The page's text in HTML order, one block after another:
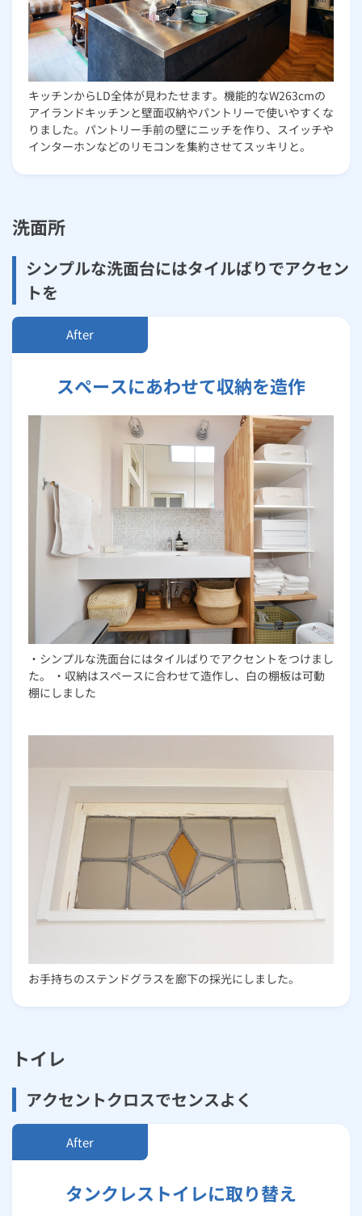
キッチンからLD全体が見わたせます。機能的なW263cmの
アイランドキッチンと壁面収納やパントリーで使いやすくな
りました。パントリー手前の壁にニッチを作り、スイッチや
インターホンなどのリモコンを集約させてスッキリと。
洗面所
シンプルな洗面台にはタイルばりでアクセン
トを
スペースにあわせて収納を造作
・シンプルな洗面台にはタイルばりでアクセントをつけまし
た。 ・収納はスペースに合わせて造作し、白の棚板は可動
棚にしました
お手持ちのステンドグラスを廊下の採光にしました。
トイレ
アクセントクロスでセンスよく
タンクレストイレに取り替え